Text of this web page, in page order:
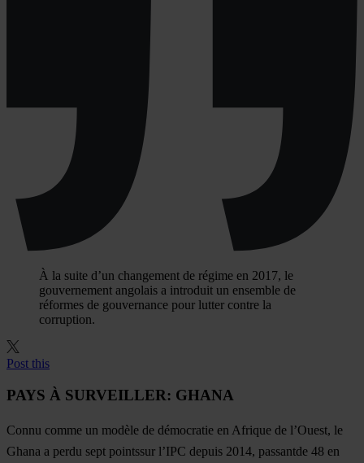
À la suite d’un changement de régime en 2017, le
gouvernement angolais a introduit un ensemble de
réformes de gouvernance pour lutter contre la
corruption.
Post this
PAYS À SURVEILLER: GHANA
Connu comme un modèle de démocratie en Afrique de l’Ouest, le
Ghana a perdu sept pointssur l’IPC depuis 2014, passantde 48 en